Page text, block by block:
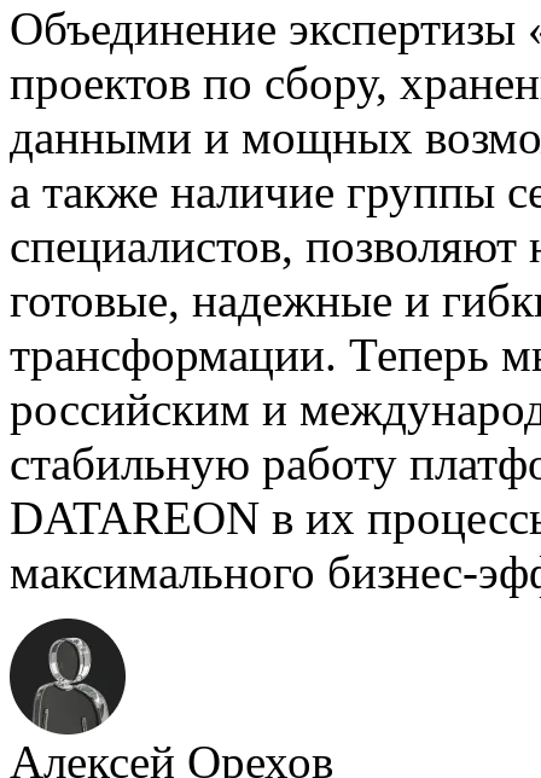
Объединение
проектов по сбору,
данными и мощных
а также наличие группы
специалистов,
готовые, надежные и
трансформации. Теперь
российским и
стабильную работу
DATAREON в их
максимального бизнес-
Алексей Орехов